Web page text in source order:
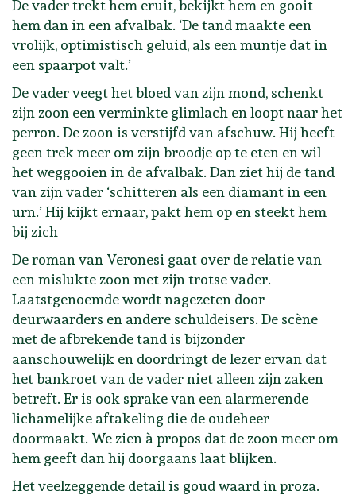
De vader trekt hem eruit, bekijkt hem en gooit
hem dan in een afvalbak. ‘De tand maakte een
vrolijk, optimistisch geluid, als een muntje dat in
een spaarpot valt.’
De vader veegt het bloed van zijn mond, schenkt
zijn zoon een verminkte glimlach en loopt naar het
perron. De zoon is verstijfd van afschuw. Hij heeft
geen trek meer om zijn broodje op te eten en wil
het weggooien in de afvalbak. Dan ziet hij de tand
van zijn vader ‘schitteren als een diamant in een
urn.’ Hij kijkt ernaar, pakt hem op en steekt hem
bij zich
De roman van Veronesi gaat over de relatie van
een mislukte zoon met zijn trotse vader.
Laatstgenoemde wordt nagezeten door
deurwaarders en andere schuldeisers. De scène
met de afbrekende tand is bijzonder
aanschouwelijk en doordringt de lezer ervan dat
het bankroet van de vader niet alleen zijn zaken
betreft. Er is ook sprake van een alarmerende
lichamelijke aftakeling die de oudeheer
doormaakt. We zien à propos dat de zoon meer om
hem geeft dan hij doorgaans laat blijken.
Het veelzeggende detail is goud waard in proza.